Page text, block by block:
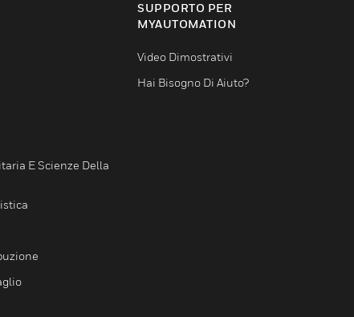
E Scienze Della
SUPPORTO PER
MYAUTOMATION
Video Dimostrativi
Hai Bisogno Di Aiuto?